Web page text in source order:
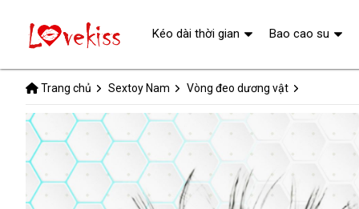
Trang chủ Sextoy Nam Vòng đeo dương vật
Kéo dài thời gian Bao cao su